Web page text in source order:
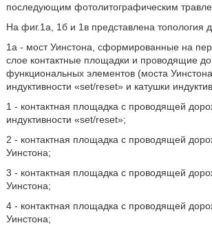
последующим фотолитографическим
На фиг.1а, 1б и 1в представлена топология
1а - мост Уинстона, сформированные на
слое контактные площадки и проводящие
функциональных элементов (моста
индуктивности «set/reset» и катушки
1 - контактная площадка с проводящей
индуктивности «set/reset»;
2 - контактная площадка с проводящей
Уинстона;
3 - контактная площадка с проводящей
Уинстона;
4 - контактная площадка с проводящей
Уинстона;